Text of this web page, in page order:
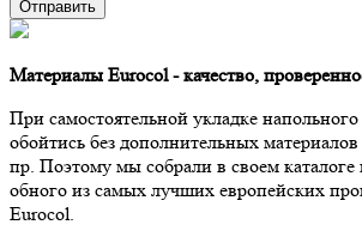
Материалы Eurocol - качество,
При самостоятельной укладке
обойтись без дополнительных
пр. Поэтому мы собрали в своем
обного из самых лучших европейских
Eurocol.